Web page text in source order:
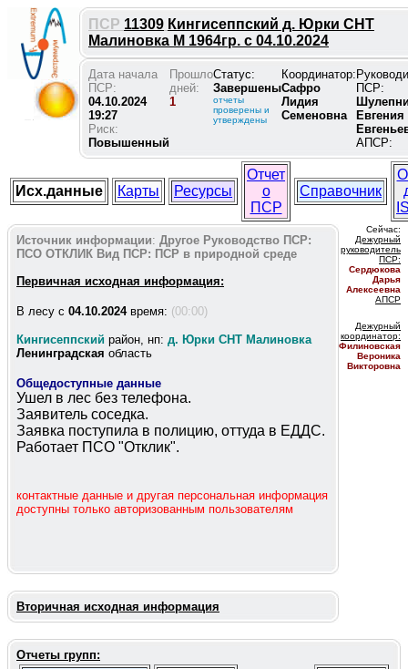
ПСР 11309 Кингисеппский д. Юрки СНТ
Малиновка М 1964гр. с 04.10.2024
Дата начала
ПСР:
04.10.2024
19:27
Риск:
Повышенный
Прошло
дней:
1
Статус:
Завершены
отчеты
проверены и
утверждены
Координатор:
Сафро
Лидия
Семеновна
ПСР:
Евгения
АПСР:
Исх.данные Карты Ресурсы
Отчет
о
ПСР
Справочник
Источник информации: Другое Руководство ПСР:
ПСО ОТКЛИК Вид ПСР: ПСР в природной среде
Первичная исходная информация:
В лесу c 04.10.2024время: (00:00)
Кингисеппский район, нп: д. Юрки СНТ Малиновка
Ленинградская область
Общедоступные данные
Ушел в лес без телефона.
Заявитель соседка.
Заявка поступила в полицию, оттуда в ЕДДС.
Работает ПСО "Отклик".
контактные данные и другая персональная информация
доступны только авторизованным пользователям
Сейчас:
Дежурный
руководитель
ПСР:
Сердюкова
Дарья
Алексеевна
АПСР
Дежурный
координатор:
Филиновская
Вероника
Викторовна
Вторичная исходная информация
Отчеты групп: